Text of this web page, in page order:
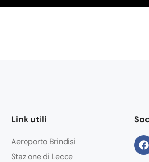
Link utili
Aeroporto Brindisi
Stazione di Lecce